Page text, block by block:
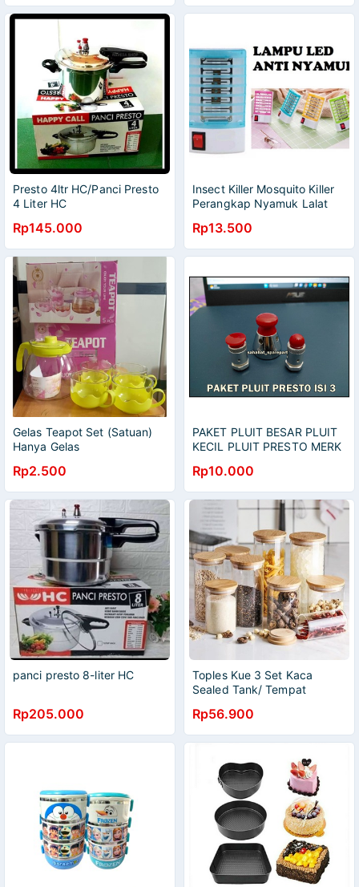
Presto 4ltr HC/Panci Presto
4 Liter HC
Rp145.000
Insect Killer Mosquito Killer
Perangkap Nyamuk Lalat
nyamuk LP-N777
Rp13.500
Gelas Teapot Set (Satuan)
Hanya Gelas
Rp2.500
PAKET PLUIT BESAR PLUIT
KECIL PLUIT PRESTO MERK
Rp10.000
panci presto 8-liter HC
Rp205.000
Toples Kue 3 Set Kaca
Sealed Tank/ Tempat
Rp56.900